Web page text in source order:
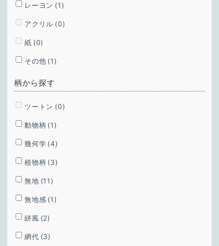
レーヨン (1)
アクリル (0)
紙 (0)
その他 (1)
柄から探す
ツートン (0)
動物柄 (1)
幾何学 (4)
植物柄 (3)
無地 (11)
無地感 (1)
絣風 (2)
網代 (3)